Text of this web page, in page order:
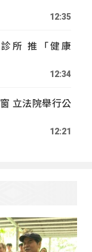
12:35
所 推「健康
12:34
立法院舉行公
12:21